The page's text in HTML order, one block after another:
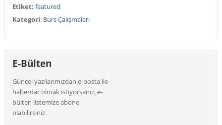
Etiket: featured
Kategori: Burs Çalışmaları
E-Bülten
Güncel yazılarımızdan e-posta ile
haberdar olmak istiyorsanız, e-
bülten listemize abone
olabilirsiniz.